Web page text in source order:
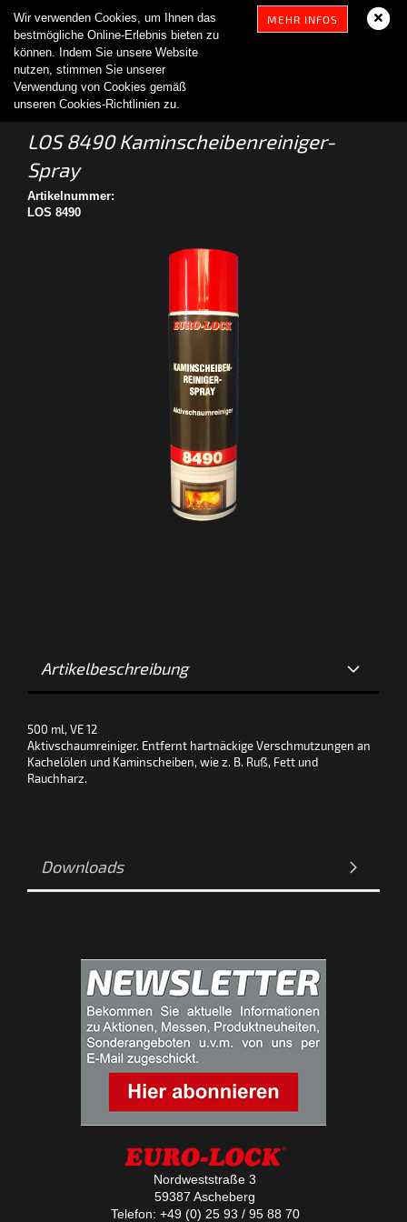
Wir verwenden Cookies, um Ihnen das
bestmögliche Online-Erlebnis bieten zu
können. Indem Sie unsere Website
nutzen, stimmen Sie unserer
Verwendung von Cookies gemäß
unseren Cookies-Richtlinien zu.
MEHR INFOS
LOS 8490 Kaminscheibenreiniger-
Spray
Artikelnummer:
LOS 8490
Artikelbeschreibung
500 ml, VE 12
Aktivschaumreiniger. Entfernt hartnäckige Verschmutzungen an
Kachelölen und Kaminscheiben, wie z. B. Ruß, Fett und
Rauchharz.
Downloads
Nordweststraße 3
59387 Ascheberg
Telefon: +49 (0) 25 93 / 95 88 70